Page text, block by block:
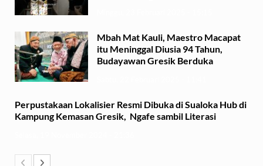
Mbah Mat Kauli, Maestro Macapat
itu Meninggal Diusia 94 Tahun,
Budayawan Gresik Berduka
Perpustakaan Lokalisier Resmi Dibuka di Sualoka Hub di
Kampung Kemasan Gresik, Ngafe sambil Literasi